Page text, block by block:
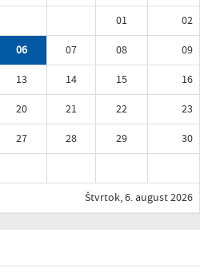
01
02
06 07 08
09
13 14 15
16
20 21 22
23
27 28 29
30
Štvrtok, 6. august 2026